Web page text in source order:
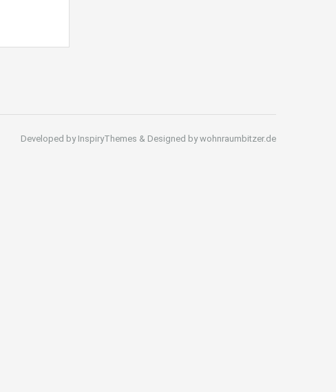
Developed by InspiryThemes & Designed by wohnraumbitzer.de